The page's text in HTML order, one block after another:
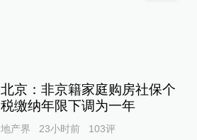
北京：非京籍家庭购房社保个
税缴纳年限下调为一年
地产界 23小时前 103评